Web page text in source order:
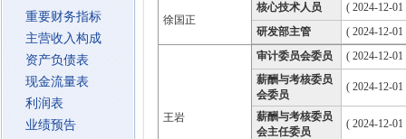
重要财务指标
主营收入构成
资产负债表
现金流量表
利润表
业绩预告
徐国正
核心技术人员
( 2024-12-
研发部主管
( 2024-12-
王岩
审计委员会委员
( 2024-12-
薪酬与考核委员
会委员
( 2024-12-
薪酬与考核委员
会主任委员
( 2024-12-